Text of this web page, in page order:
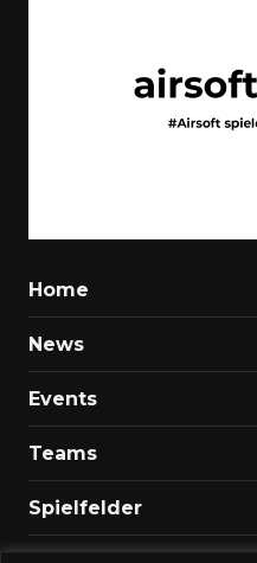
Home
News
Events
Teams
Spielfelder